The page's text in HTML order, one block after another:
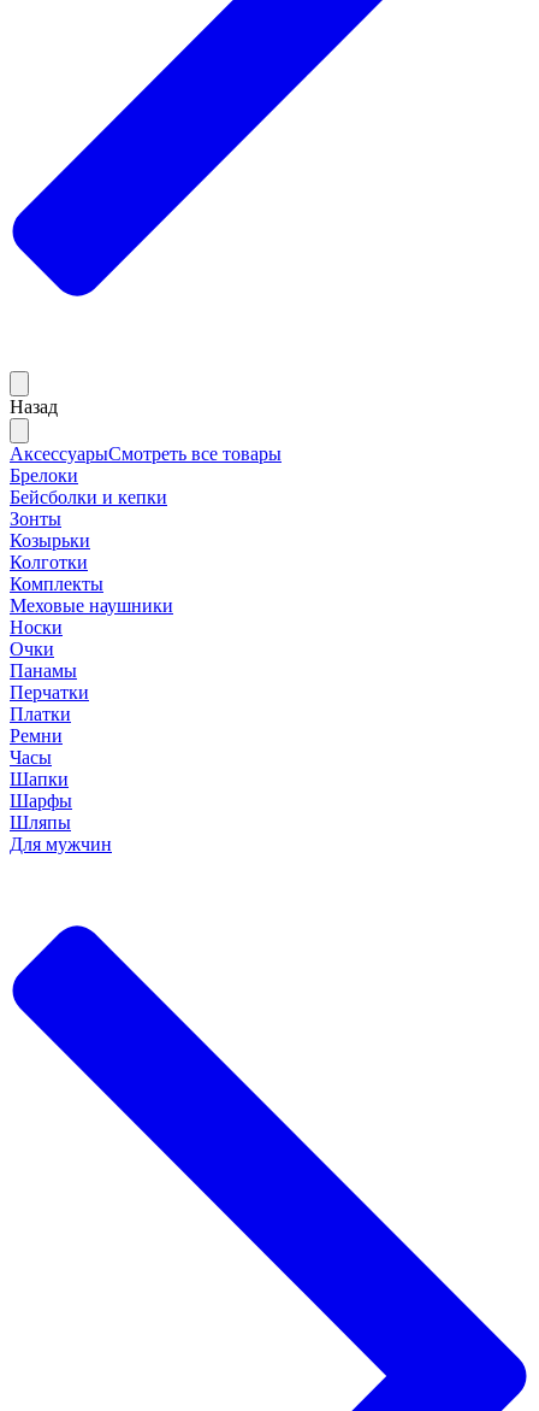
Назад
АксессуарыСмотреть все товары
Брелоки
Бейсболки и кепки
Зонты
Козырьки
Колготки
Комплекты
Меховые наушники
Носки
Очки
Панамы
Перчатки
Платки
Ремни
Часы
Шапки
Шарфы
Шляпы
Для мужчин